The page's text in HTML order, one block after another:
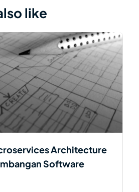
like
Architecture
Software